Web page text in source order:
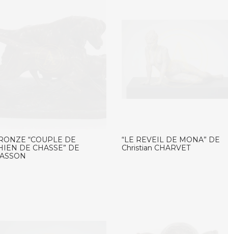
“COUPLE DE
DE CHASSE” DE
“LE REVEIL DE MONA” DE
Christian CHARVET